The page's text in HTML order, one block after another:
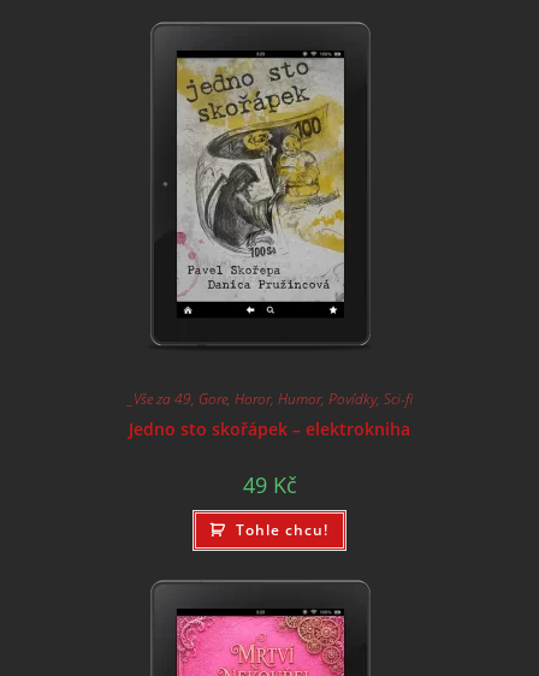
_Vše za 49, Gore, Horor, Humor, Povídky, Sci-fi
Jedno sto skořápek – elektrokniha
49 Kč
Tohle chcu!